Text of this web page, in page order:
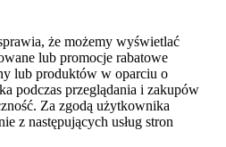
że możemy wyświetlać
lub promocje rabatowe
lub produktów w oparciu o
podczas przeglądania i zakupów
Za zgodą użytkownika
z następujących usług stron